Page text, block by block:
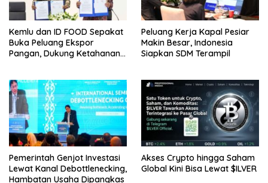
Kemlu dan ID FOOD Sepakat
Buka Peluang Ekspor
Pangan, Dukung Ketahanan
Peluang Kerja Kapal Pesiar
Makin Besar, Indonesia
Siapkan SDM Terampil
Pemerintah Genjot Investasi
Lewat Kanal Debottlenecking,
Hambatan Usaha Dipangkas
Akses Crypto hingga Saham
Global Kini Bisa Lewat $ILVER